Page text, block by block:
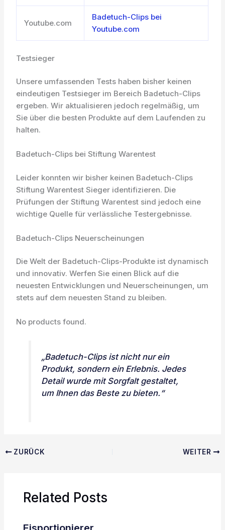
Youtube.com
Badetuch-Clips bei
Youtube.com
Testsieger
Unsere umfassenden Tests haben bisher keinen
eindeutigen Testsieger im Bereich Badetuch-Clips
ergeben. Wir aktualisieren jedoch regelmäßig, um
Sie über die besten Produkte auf dem Laufenden zu
halten.
Badetuch-Clips bei Stiftung Warentest
Leider konnten wir bisher keinen Badetuch-Clips
Stiftung Warentest Sieger identifizieren. Die
Prüfungen der Stiftung Warentest sind jedoch eine
wichtige Quelle für verlässliche Testergebnisse.
Badetuch-Clips Neuerscheinungen
Die Welt der Badetuch-Clips-Produkte ist dynamisch
und innovativ. Werfen Sie einen Blick auf die
neuesten Entwicklungen und Neuerscheinungen, um
stets auf dem neuesten Stand zu bleiben.
No products found.
„Badetuch-Clips ist nicht nur ein
Produkt, sondern ein Erlebnis. Jedes
Detail wurde mit Sorgfalt gestaltet,
um Ihnen das Beste zu bieten.“
ZURÜCK WEITER
Related Posts